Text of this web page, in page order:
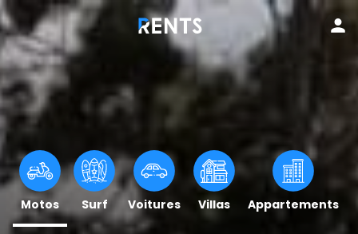
Motos Surf Voitures Villas Appartements